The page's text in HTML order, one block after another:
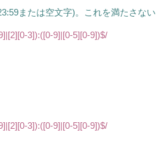
または空文字)。これを満たさない
3]):([0-9]|[0-5][0-9])$/
3]):([0-9]|[0-5][0-9])$/